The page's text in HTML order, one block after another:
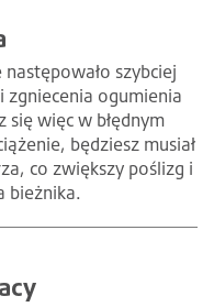
szybciej
zgniecenia ogumienia
się więc w błędnym
będziesz musiał
co zwiększy poślizg i
bieżnika.